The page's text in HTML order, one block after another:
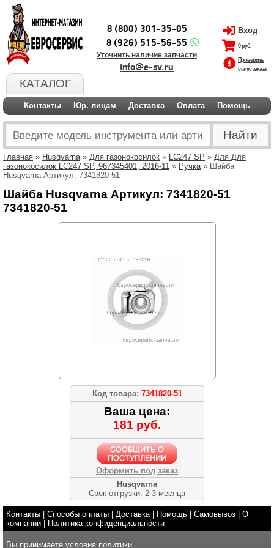
КАТАЛОГ
8 (800) 301-35-05
8 (926) 515-56-55
Уточнить наличие запчасти
info@e-sv.ru
Вход
0 руб.
Проверить
статус заказа
Контакты Юр. лицам Доставка Оплата Помощь
Главная » Husqvarna» Для газонокосилок » LC247 SP » Для Для
газонокосилок LC247 SP, 967345401, 2016-11 » Ручка» Шайба
Husqvarna Артикул: 7341820-51
Шайба Husqvarna Артикул: 7341820-51
7341820-51
Код товара: 7341820-51
Ваша цена:
181 руб.
Оформить под заказ
Husqvarna
Срок отгрузки: 2-3 месяца
Контакты Способы оплаты Доставка| Помощь Самовывоз
О
компании
Политика конфиденциальности
Вы принимаете условия политики